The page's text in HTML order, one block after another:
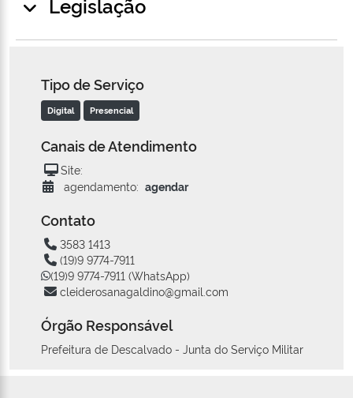
Legislação
Tipo de Serviço
Digital Presencial
Canais de Atendimento
Site:
agendamento: agendar
Contato
3583 1413
(19)9 9774-7911
(19)9 9774-7911 (WhatsApp)
cleiderosanagaldino@gmail.com
Órgão Responsável
Prefeitura de Descalvado - Junta do Serviço Militar